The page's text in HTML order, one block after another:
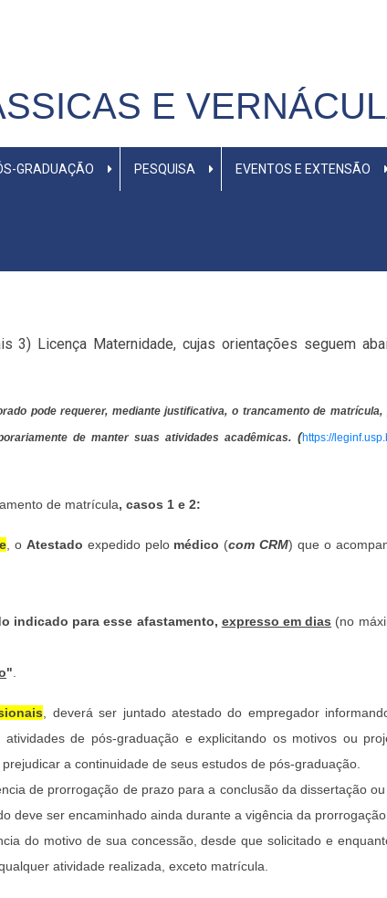
E
GRADUAÇÃO PESQUISA EVENTOS E EXTENSÃO
Licença Maternidade, cujas orientações seguem
pode requerer, mediante justificativa, o trancamento de matrícula,
de manter suas atividades acadêmicas. (https://
de matrícula, casos 1 e 2:
, o Atestado expedido pelo médico (com CRM) que o
indicado para esse afastamento, expresso em dias (no
"
, deverá ser juntado atestado do empregador
de pós-graduação e explicitando os motivos ou
a continuidade de seus estudos de pós-graduação.
de prorrogação de prazo para a conclusão da dissertação ou
deve ser encaminhado ainda durante a vigência da prorrogação.
do motivo de sua concessão, desde que solicitado e
atividade realizada, exceto matrícula.